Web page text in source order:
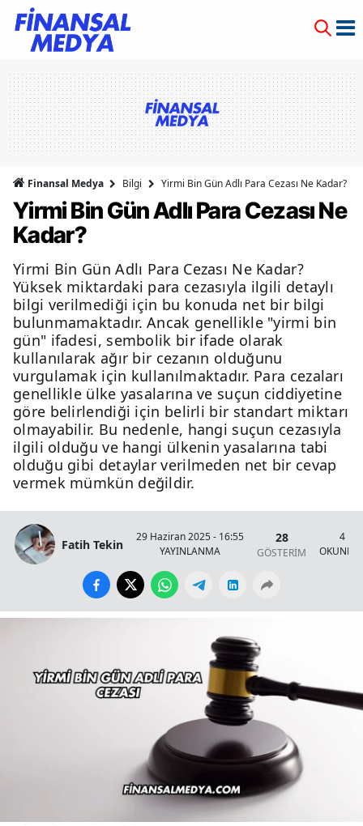
Finansal Medya Bilgi Yirmi Bin Gün Adlı Para Cezası Ne Kadar?
Yirmi Bin Gün Adlı Para Cezası Ne
Kadar?
Yirmi Bin Gün Adlı Para Cezası Ne Kadar?
Yüksek miktardaki para cezasıyla ilgili detaylı
bilgi verilmediği için bu konuda net bir bilgi
bulunmamaktadır. Ancak genellikle "yirmi bin
gün" ifadesi, sembolik bir ifade olarak
kullanılarak ağır bir cezanın olduğunu
vurgulamak için kullanılmaktadır. Para cezaları
genellikle ülke yasalarına ve suçun ciddiyetine
göre belirlendiği için belirli bir standart miktarı
olmayabilir. Bu nedenle, hangi suçun cezasıyla
ilgili olduğu ve hangi ülkenin yasalarına tabi
olduğu gibi detaylar verilmeden net bir cevap
vermek mümkün değildir.
Fatih Tekin
29 Haziran 2025 - 16:55
YAYINLANMA
28
GÖSTERİM
4